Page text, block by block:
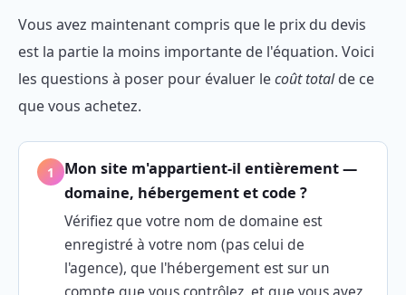
Vous avez maintenant compris que le prix du devis
est la partie la moins importante de l'équation. Voici
les questions à poser pour évaluer lecoût totalde ce
que vous achetez.
1
Mon site m'appartient-il entièrement —
domaine, hébergement et code ?
Vérifiez que votre nom de domaine est
enregistré à votre nom (pas celui de
l'agence), que l'hébergement est sur un